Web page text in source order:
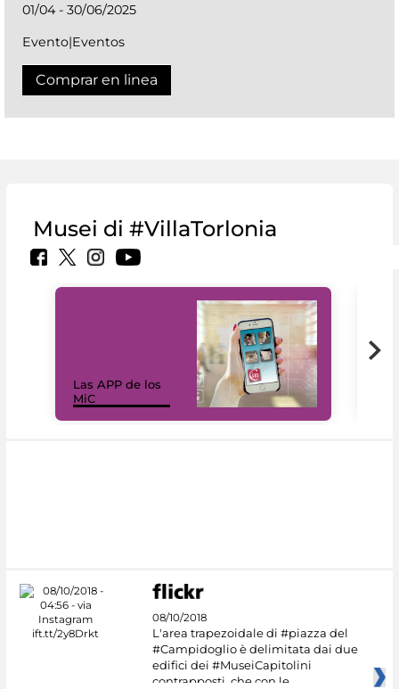
01/04 - 30/06/2025
Evento|Eventos
Comprar en linea
Musei di #VillaTorlonia
Las APP de los
MiC
08/10/2018
L'area trapezoidale di #piazza del
#Campidoglio è delimitata dai due
edifici dei #MuseiCapitolini
contrapposti, che con le